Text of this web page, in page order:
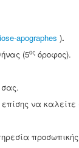
apographes ).
(5ος όροφος).
να καλείτε